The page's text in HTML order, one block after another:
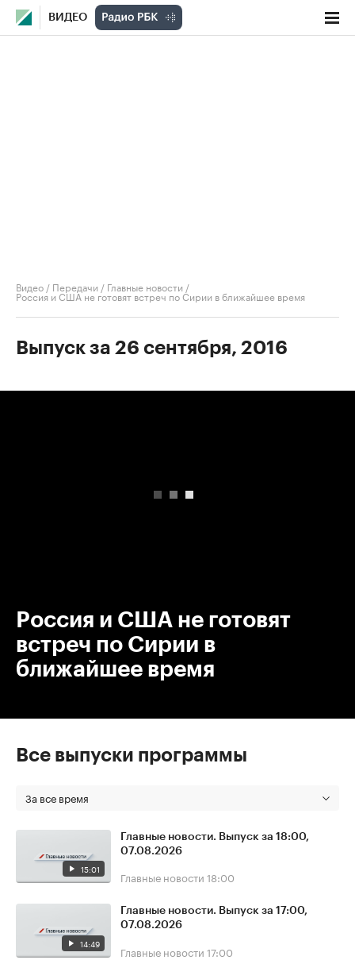
ВИДЕО
Видео / Передачи / Главные новости /
Россия и США не готовят встреч по Сирии в ближайшее время
Выпуск за 26 сентября, 2016
Россия и США не готовят
встреч по Сирии в
ближайшее время
Все выпуски программы
За все время
15:01
Главные новости. Выпуск за 18:00,
07.08.2026
Главные новости 18:00
14:49
Главные новости. Выпуск за 17:00,
07.08.2026
Главные новости 17:00